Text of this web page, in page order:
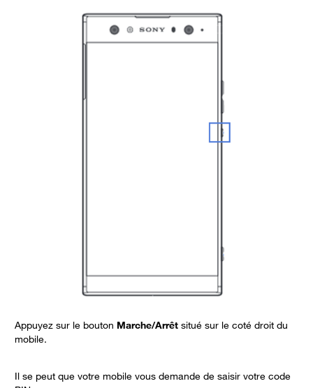
Appuyez sur le bouton Marche/Arrêt situé sur le coté droit du
mobile.
Il se peut que votre mobile vous demande de saisir votre code